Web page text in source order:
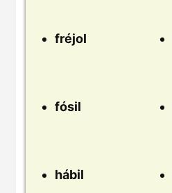
fréjol
fósil
hábil